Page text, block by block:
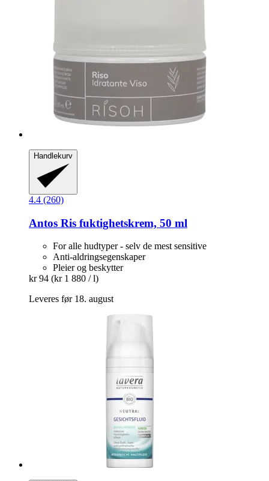
Handlekurv
4.4 (260)
Antos Ris fuktighetskrem, 50 ml
For alle hudtyper - selv de mest sensitive
Anti-aldringsegenskaper
Pleier og beskytter
kr 94 (kr 1 880 / l)
Leveres før 18. august